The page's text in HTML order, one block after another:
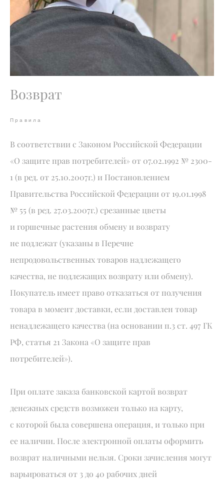
Возврат
Правила
В соответствии с Законом Российской Федерации
«О защите прав потребителей» от 07.02.1992 № 2300-
1 (в ред. от 25.10.2007г.) и Постановлением
Правительства Российской Федерации от 19.01.1998
№ 55 (в ред. 27.03.2007г.) срезанные цветы
и горшечные растения обмену и возврату
не подлежат (указаны в Перечне
непродовольственных товаров надлежащего
качества, не подлежащих возврату или обмену).
Покупатель имеет право отказаться от получения
товара в момент доставки, если доставлен товар
ненадлежащего качества (на основании п.3 ст. 497 ГК
РФ, статья 21 Закона «О защите прав
потребителей»).
При оплате заказа банковской картой возврат
денежных средств возможен только на карту,
с которой была совершена операция, и только при
ее наличии. После электронной оплаты оформить
возврат наличными нельзя. Сроки зачисления могут
варьироваться от 3 до 40 рабочих дней